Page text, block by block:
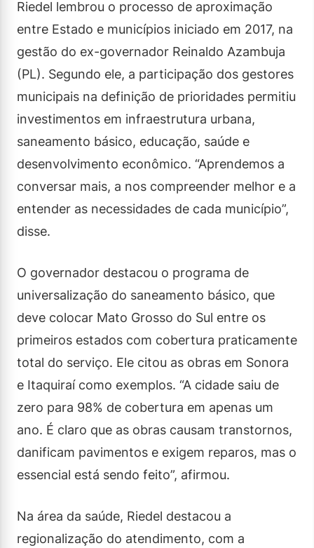
Riedel lembrou o processo de aproximação
entre Estado e municípios iniciado em 2017, na
gestão do ex-governador Reinaldo Azambuja
(PL). Segundo ele, a participação dos gestores
municipais na definição de prioridades permitiu
investimentos em infraestrutura urbana,
saneamento básico, educação, saúde e
desenvolvimento econômico. “Aprendemos a
conversar mais, a nos compreender melhor e a
entender as necessidades de cada município”,
disse.
O governador destacou o programa de
universalização do saneamento básico, que
deve colocar Mato Grosso do Sul entre os
primeiros estados com cobertura praticamente
total do serviço. Ele citou as obras em Sonora
e Itaquiraí como exemplos. “A cidade saiu de
zero para 98% de cobertura em apenas um
ano. É claro que as obras causam transtornos,
danificam pavimentos e exigem reparos, mas o
essencial está sendo feito”, afirmou.
Na área da saúde, Riedel destacou a
regionalização do atendimento, com a